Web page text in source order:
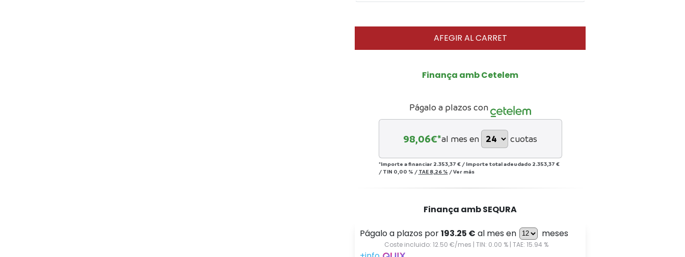
AFEGIR AL CARRET
Finança amb Cetelem
Págalo a plazos con
98,06€*al mes en cuotas
*Importe a financiar 2.353,37 € / Importe total adeudado 2.353,37 €
/ TIN 0,00 % / TAE 8,26 % /Ver más
Finança amb SEQURA